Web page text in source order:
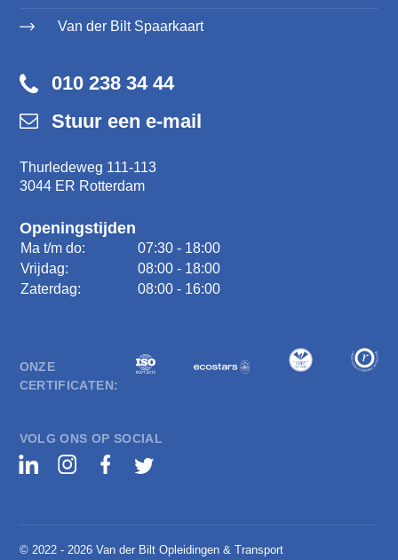
Van der Bilt Spaarkaart
010 238 34 44
Stuur een e-mail
Thurledeweg 111-113
3044 ER Rotterdam
Openingstijden
Ma t/m do:
07:30 - 18:00
Vrijdag:
08:00 - 18:00
Zaterdag:
08:00 - 16:00
ONZE
CERTIFICATEN:
VOLG ONS OP SOCIAL
© 2022 - 2026 Van der Bilt Opleidingen & Transport